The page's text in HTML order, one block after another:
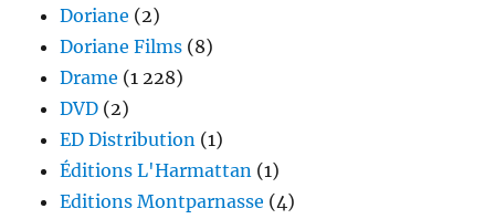
Doriane (2)
Doriane Films (8)
Drame (1 228)
DVD (2)
ED Distribution (1)
Éditions L'Harmattan (1)
Editions Montparnasse (4)